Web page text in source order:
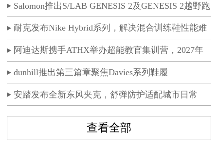
Salomon推出S/LAB GENESIS 2及GENESIS 2越野跑
鞋
耐克发布Nike Hybrid系列，解决混合训练鞋性能难
题
阿迪达斯携手ATHX举办超能教官集训营，2027年
ATHX GAMES落地京沪
dunhill推出第三篇章聚焦Davies系列鞋履
安踏发布全新东风夹克，舒弹防护适配城市日常
查看全部